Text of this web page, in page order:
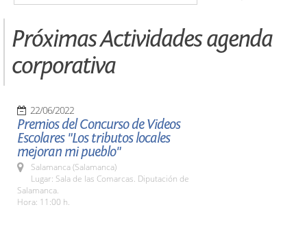
Próximas Actividades agenda
corporativa
22/06/2022
Premios del Concurso de Videos
Escolares "Los tributos locales
mejoran mi pueblo"
Salamanca (Salamanca)
Lugar: Sala de las Comarcas. Diputación de
Salamanca.
Hora: 11:00 h.